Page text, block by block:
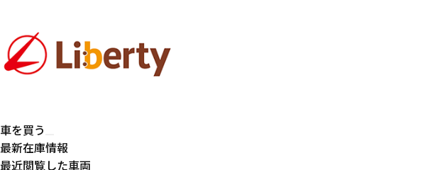
車を買う
最新在庫情報
最近閲覧した車両